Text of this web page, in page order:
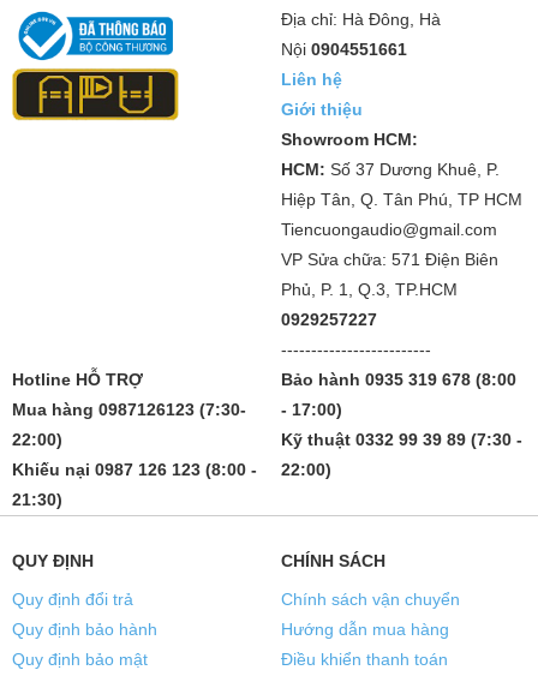
Địa chỉ: Hà Đông, Hà
Nội 0904551661
Liên hệ
Giới thiệu
Showroom HCM:
HCM: Số 37 Dương Khuê, P.
Hiệp Tân, Q. Tân Phú, TP HCM
Tiencuongaudio@gmail.com
VP Sửa chữa: 571 Điện Biên
Phủ, P. 1, Q.3, TP.HCM
0929257227
-------------------------
Hotline HỖ TRỢ
Mua hàng 0987126123 (7:30-
22:00)
Khiếu nại 0987 126 123 (8:00 -
21:30)
Bảo hành 0935 319 678 (8:00
- 17:00)
Kỹ thuật 0332 99 39 89 (7:30 -
22:00)
QUY ĐỊNH
Quy định đổi trả
Quy định bảo hành
Quy định bảo mật
CHÍNH SÁCH
Chính sách vận chuyển
Hướng dẫn mua hàng
Điều khiển thanh toán